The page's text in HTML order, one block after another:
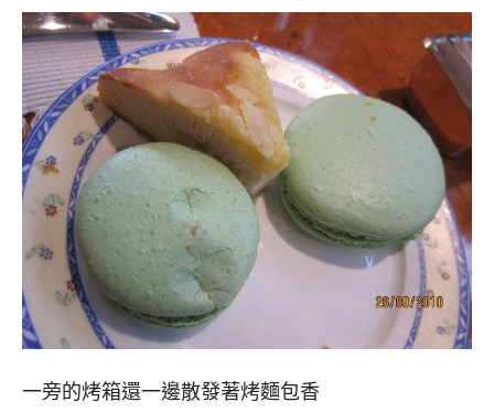
一旁的烤箱還一邊散發著烤麵包香